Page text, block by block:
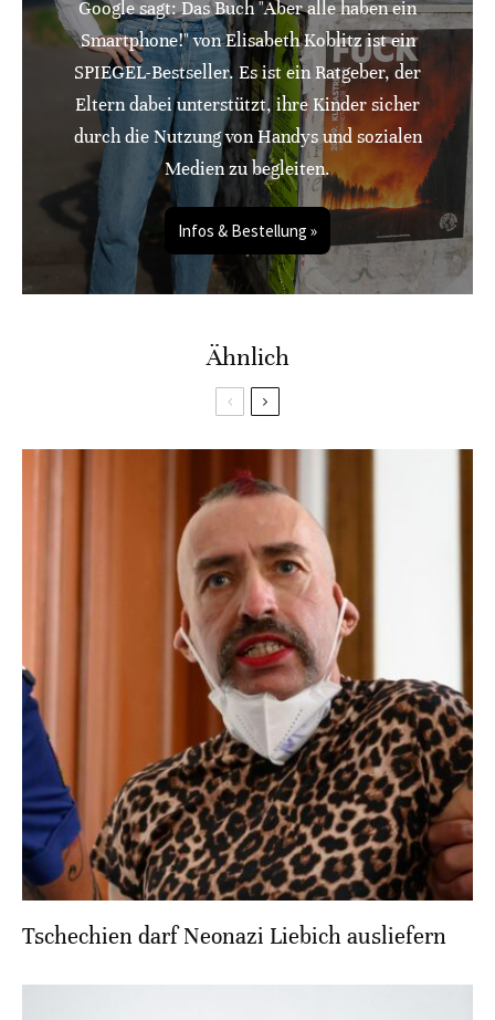
Google sagt: Das Buch "Aber alle haben ein
Smartphone!" von Elisabeth Koblitz ist ein
SPIEGEL-Bestseller. Es ist ein Ratgeber, der
Eltern dabei unterstützt, ihre Kinder sicher
durch die Nutzung von Handys und sozialen
Medien zu begleiten.
Infos & Bestellung »
Ähnlich
Tschechien darf Neonazi Liebich ausliefern